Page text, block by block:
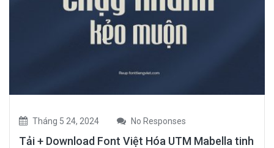
Tháng 5 24, 2024 No Responses
Tải + Download Font Việt Hóa UTM Mabella tinh